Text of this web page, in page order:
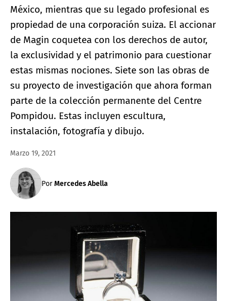
México, mientras que su legado profesional es
propiedad de una corporación suiza. El accionar
de Magin coquetea con los derechos de autor,
la exclusividad y el patrimonio para cuestionar
estas mismas nociones. Siete son las obras de
su proyecto de investigación que ahora forman
parte de la colección permanente del Centre
Pompidou. Estas incluyen escultura,
instalación, fotografía y dibujo.
Marzo 19, 2021
PorMercedes Abella